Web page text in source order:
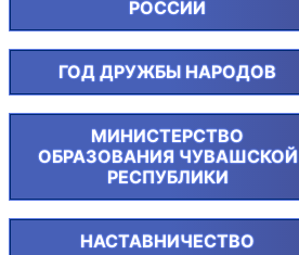
РОССИИ
ГОД ДРУЖБЫ НАРОДОВ
МИНИСТЕРСТВО
ОБРАЗОВАНИЯ ЧУВАШСКОЙ
РЕСПУБЛИКИ
НАСТАВНИЧЕСТВО